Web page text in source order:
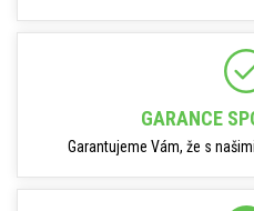
GARANCE
Garantujeme Vám, že s